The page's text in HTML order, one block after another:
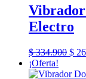
$
Electro
$334.900 El
$
¡Oferta!